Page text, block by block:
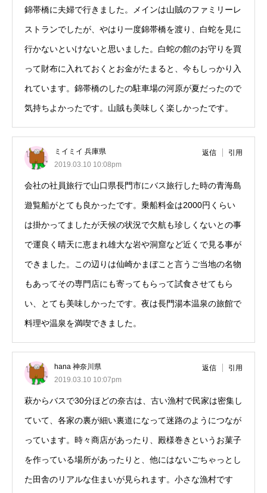
錦帯橋に夫婦で行きました。メインは山賊のファミリーレ
ストランでしたが、やはり一度錦帯橋を渡り、白蛇を見に
行かないといけないと思いました。白蛇の館のお守りを買
って財布に入れておくとお金がたまると、今もしっかり入
れています。錦帯橋のしたの駐車場の河原が夏だったので
気持ちよかったです。山賊も美味しく楽しかったです。
ミイミイ 兵庫県
2019.03.10 10:08pm
返信 引用
会社の社員旅行で山口県長門市にバス旅行した時の青海島
遊覧船がとても良かったです。乗船料金は2000円くらい
は掛かってましたが天候の状況で欠航も珍しくないとの事
で運良く晴天に恵まれ雄大な岩や洞窟など近くで見る事が
できました。この辺りは仙崎かまぼこと言うご当地の名物
もあってその専門店にも寄ってもらって試食させてもら
い、とても美味しかったです。夜は長門湯本温泉の旅館で
料理や温泉を満喫できました。
hana 神奈川県
2019.03.10 10:07pm
返信 引用
萩からバスで30分ほどの奈古は、古い漁村で民家は密集し
ていて、各家の裏が細い裏道になって迷路のようにつなが
っています。時々商店があったり、殿様巻きというお菓子
を作っている場所があったりと、他にはないごちゃっとし
た田舎のリアルな住まいが見られます。小さな漁村です